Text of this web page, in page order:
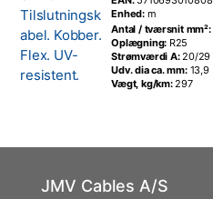
Enhed: m
Antal / tværsnit mm²:
Oplægning: R25
Strømværdi A:20/29
Udv. dia ca. mm: 13,9
Vægt, kg/km:297
JMV Cables A/S